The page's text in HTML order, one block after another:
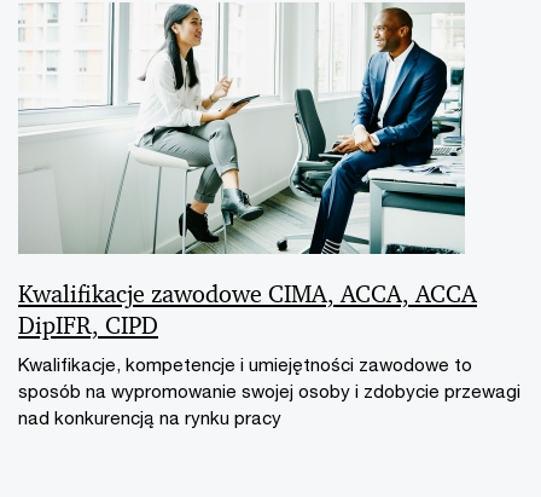
Kwalifikacje zawodowe CIMA, ACCA, ACCA
DipIFR, CIPD
Kwalifikacje, kompetencje i umiejętności zawodowe to
sposób na wypromowanie swojej osoby i zdobycie przewagi
nad konkurencją na rynku pracy